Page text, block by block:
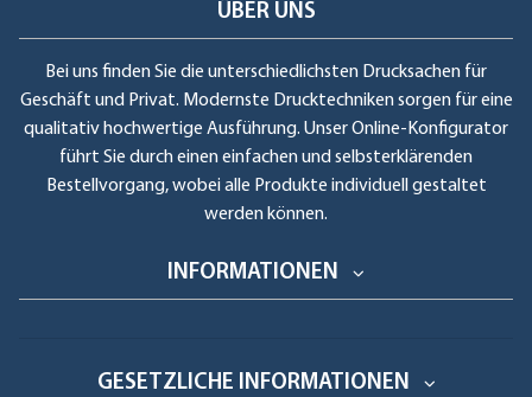
ÜBER UNS
Bei uns finden Sie die unterschiedlichsten Drucksachen für
Geschäft und Privat. Modernste Drucktechniken sorgen für eine
qualitativ hochwertige Ausführung. Unser Online-Konfigurator
führt Sie durch einen einfachen und selbsterklärenden
Bestellvorgang, wobei alle Produkte individuell gestaltet
werden können.
INFORMATIONEN
GESETZLICHE INFORMATIONEN